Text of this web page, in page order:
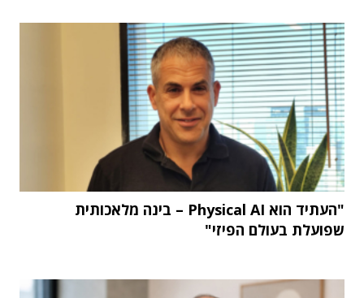
"העתיד הוא Physical AI – בינה מלאכותית
שפועלת בעולם הפיזי"